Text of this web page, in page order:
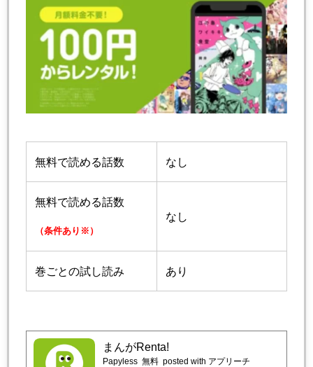
無料で読める話数 なし
無料で読める話数
（条件あり※）
なし
巻ごとの試し読み あり
まんがRenta!
Papyless 無料 posted with アプリーチ